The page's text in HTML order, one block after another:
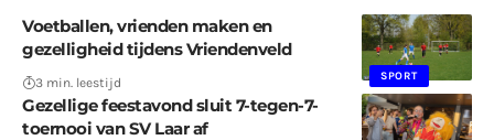
SPORT
Voetballen, vrienden maken en
gezelligheid tijdens Vriendenveld
3 min. leestijd
Gezellige feestavond sluit 7-tegen-7-
toernooi van SV Laar af